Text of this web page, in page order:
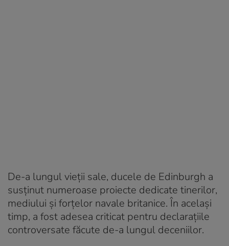
De-a lungul vieții sale, ducele de Edinburgh a
susținut numeroase proiecte dedicate tinerilor,
mediului și forțelor navale britanice. În același
timp, a fost adesea criticat pentru declarațiile
controversate făcute de-a lungul deceniilor.